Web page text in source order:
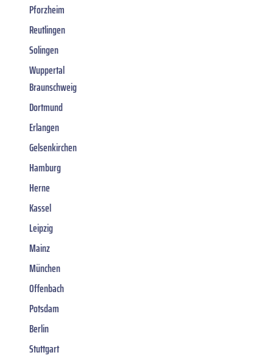
Pforzheim
Reutlingen
Solingen
Wuppertal
Braunschweig
Dortmund
Erlangen
Gelsenkirchen
Hamburg
Herne
Kassel
Leipzig
Mainz
München
Offenbach
Potsdam
Berlin
Stuttgart